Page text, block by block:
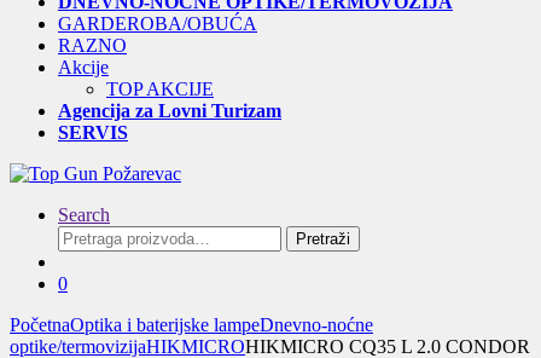
GARDEROBA/OBUĆA
RAZNO
Akcije
TOP AKCIJE
Agencija za Lovni Turizam
SERVIS
Search
Pretraga
za:
Pretraži
0
PočetnaOptika i baterijske lampeDnevno-noćne
optike/termovizijaHIKMICROHIKMICRO CQ35 L 2.0 CONDOR